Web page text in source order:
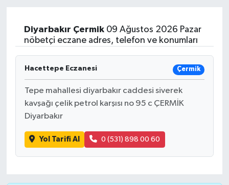
Diyarbakır Çermik09 Ağustos 2026 Pazar
nöbetçi eczane adres, telefon ve konumları
Hacettepe Eczanesi Çermik
Tepe mahallesi diyarbakır caddesi siverek
kavşağı çelik petrol karşısı no 95 c ÇERMİK
Diyarbakır
Yol Tarifi Al 0 (531) 898 00 60